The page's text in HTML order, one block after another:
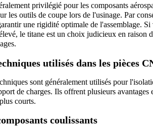
privilégié pour les composants
les outils de coupe lors de l'usinage. Par
une rigidité optimale de l'assemblage.
le titane est un choix judicieux en raison
utilisés dans les pièces
sont généralement utilisés pour
de charges. Ils offrent plusieurs
courts.
coulissants